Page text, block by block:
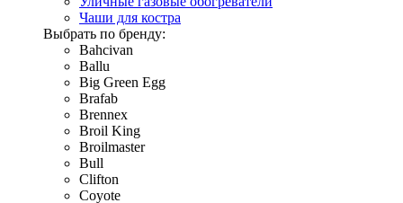
Чаши для костра
Выбрать по бренду:
Bahcivan
Ballu
Big Green Egg
Brafab
Brennex
Broil King
Broilmaster
Bull
Clifton
Coyote